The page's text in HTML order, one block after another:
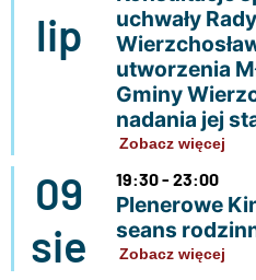
lip
uchwały
utworzenia
Gminy
nadania jej
Zobacz więcej
09
sie
19:30 - 23:00
Plenerowe
seans
Zobacz więcej